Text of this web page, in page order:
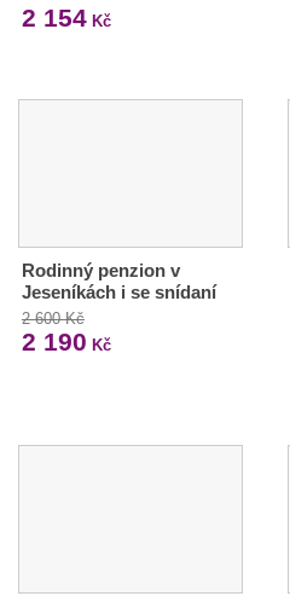
2 154 Kč
Rodinný penzion v
Jeseníkách i se snídaní
2 600 Kč
2 190 Kč